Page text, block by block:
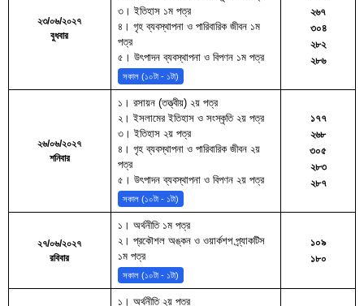
২৩/০৬/২০২৭
বুধবার
৩। ইতিহাস ১ম পত্র
৪। গৃহ ব্যবস্থাপনা ও পারিবারিক জীবন ১ম
পত্র
৫। উৎপাদন ব্যবস্থাপনা ও বিপণন ১ম পত্র
সকাল (১০টা - ১টা)
২৬৭
৩০৪
২৮২
২৮৬
২৬/০৬/২০২৭
শনিবার
১। রসায়ন (তত্ত্বীয়) ২য় পত্র
২। ইসলামের ইতিহাস ও সংস্কৃতি ২য় পত্র
৩। ইতিহাস ২য় পত্র
৪। গৃহ ব্যবস্থাপনা ও পারিবারিক জীবন ২য়
পত্র
৫। উৎপাদন ব্যবস্থাপনা ও বিপণন ২য় পত্র
সকাল (১০টা - ১টা)
১৭৭
২৬৮
৩০৫
২৮৩
২৮৭
২৭/০৬/২০২৭
রবিবার
১। অর্থনীতি ১ম পত্র
২। প্রকৌশল অঙ্কন ও ওয়ার্কশপ প্র্যাকটিস
১ম পত্র
সকাল (১০টা - ১টা)
১০৯
১৮০
১। অর্থনীতি ২য় পত্র